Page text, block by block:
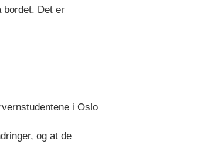
bordet. Det er
i Oslo
og at de